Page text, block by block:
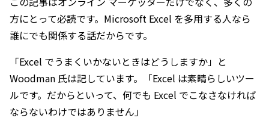
方にとって必読です。Microsoft Excel を多用する人なら
誰にでも関係する話だからです。
「Excel でうまくいかないときはどうしますか」と
Woodman 氏は記しています。「Excel は素晴らしいツー
ルです。だからといって、何でも Excel でこなさなければ
ならないわけではありません」